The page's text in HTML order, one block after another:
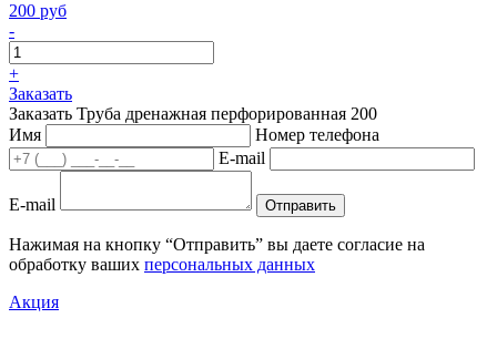
200 руб
-
+
Заказать
Заказать Труба дренажная перфорированная 200
Имя
Номер телефона
E-mail
E-mail Отправить
Нажимая на кнопку “Отправить” вы даете согласие на
обработку ваших персональных данных
Акция